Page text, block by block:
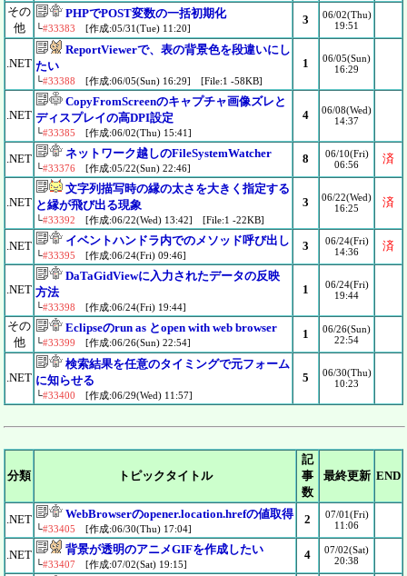
その
他
PHPでPOST変数の一括初期化
└#33383 [作成:05/31(Tue) 11:20]
3
06/02(Thu)
19:51
.NET
ReportViewerで、表の背景色を段違いにし
たい
└#33388 [作成:06/05(Sun) 16:29] [File:1 -58KB]
1
06/05(Sun)
16:29
.NET
CopyFromScreenのキャプチャ画像ズレと
ディスプレイの高DPI設定
└#33385 [作成:06/02(Thu) 15:41]
4
06/08(Wed)
14:37
.NET ネットワーク越しのFileSystemWatcher
└#33376 [作成:05/22(Sun) 22:46]
8
06/10(Fri)
06:56
済
.NET
文字列描写時の縁の太さを大きく指定する
と縁が飛び出る現象
└#33392 [作成:06/22(Wed) 13:42] [File:1 -22KB]
3
06/22(Wed)
16:25
済
.NET イベントハンドラ内でのメソッド呼び出し
└#33395 [作成:06/24(Fri) 09:46]
3
06/24(Fri)
14:36
済
.NET
DaTaGidViewに入力されたデータの反映
方法
└#33398 [作成:06/24(Fri) 19:44]
1
06/24(Fri)
19:44
その
他
Eclipseのrun as とopen with web browser
└#33399 [作成:06/26(Sun) 22:54]
1
06/26(Sun)
22:54
.NET
検索結果を任意のタイミングで元フォーム
に知らせる
└#33400 [作成:06/29(Wed) 11:57]
5
06/30(Thu)
10:23
分類 トピックタイトル
記
事
数
最終更新 END
.NET WebBrowserのopener.location.hrefの値取得
└#33405 [作成:06/30(Thu) 17:04]
2
07/01(Fri)
11:06
.NET 背景が透明のアニメGIFを作成したい
└#33407 [作成:07/02(Sat) 19:15]
4
07/02(Sat)
20:38